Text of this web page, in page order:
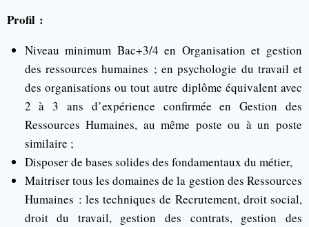
Profil :
Niveau minimum Bac+3/4 en Organisation et gestion
des ressources humaines ; en psychologie du travail et
des organisations ou tout autre diplôme équivalent avec
2 à 3 ans d’expérience confirmée en Gestion des
Ressources Humaines, au même poste ou à un poste
similaire ;
Disposer de bases solides des fondamentaux du métier,
Maitriser tous les domaines de la gestion des Ressources
Humaines : les techniques de Recrutement, droit social,
droit du travail, gestion des contrats, gestion des